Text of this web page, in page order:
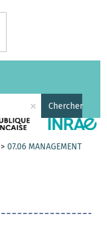
× Chercher
>07.06 MANAGEMENT